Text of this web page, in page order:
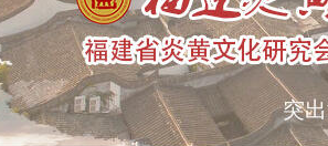
突
弘